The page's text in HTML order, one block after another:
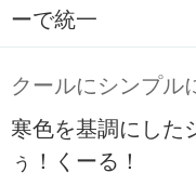
ーで統一
クールにシンプル
寒色を基調にした
ぅ！くーる！